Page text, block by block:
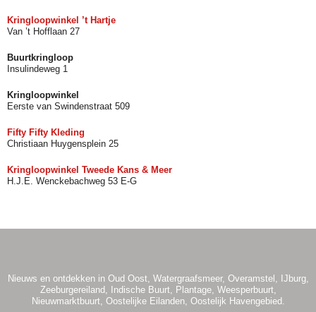
Kringloopwinkel ’t Hartje
Van ’t Hofflaan 27
Buurtkringloop
Insulindeweg 1
Kringloopwinkel
Eerste van Swindenstraat 509
Fifty Fifty Kleding
Christiaan Huygensplein 25
Kringloopwinkel Tweede Kans & Meer
H.J.E. Wenckebachweg 53 E-G
Nieuws en ontdekken in Oud Oost, Watergraafsmeer, Overamstel, IJburg,
Zeeburgereiland, Indische Buurt, Plantage, Weesperbuurt,
Nieuwmarktbuurt, Oostelijke Eilanden, Oostelijk Havengebied.